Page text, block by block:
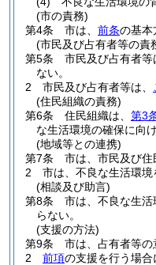
(市の責務)
第4条
市は、 前条の基本
(市民及び占有者等の責
第5条
市民及び占有者
ない。
2
市民及び占有者等は、
(住民組織の責務)
第6条
住民組織は、 第3
な生活環境の確保に向
(地域等との連携)
第7条
市は、市民及び住
2
市は、不良な生活環
(相談及び助言)
第8条
市は、不良な生
らない。
(支援の方法)
第9条
市は、占有者等の
2
前項の支援を行う場